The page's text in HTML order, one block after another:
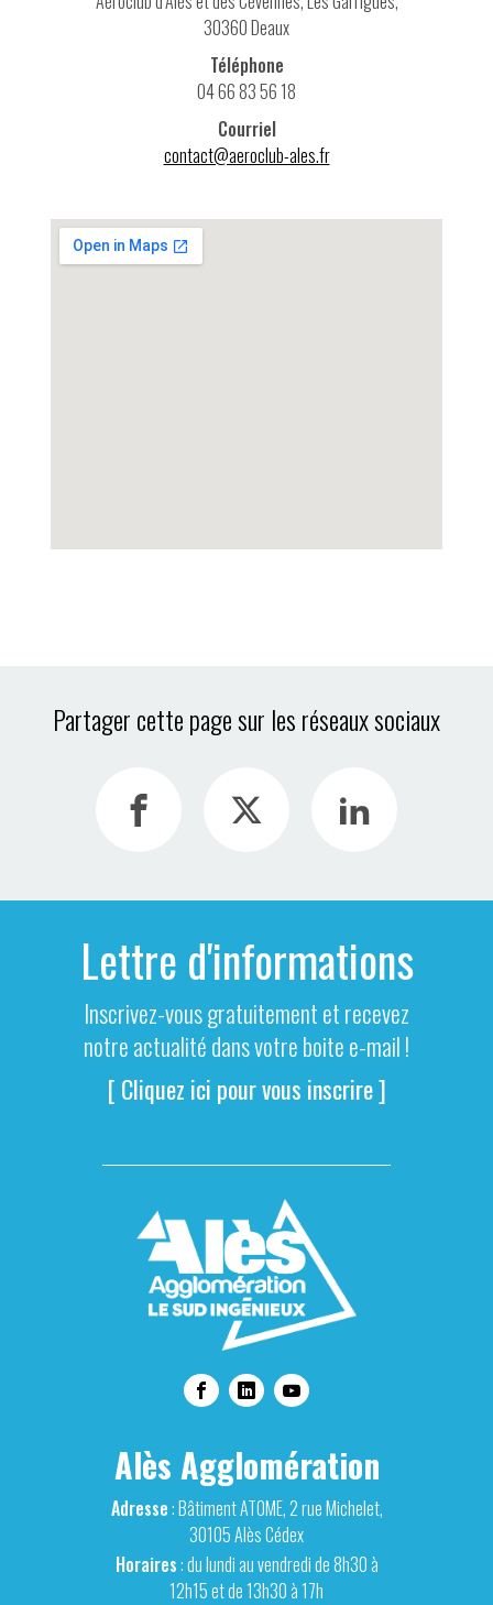
30360 Deaux
Téléphone
04 66 83 56 18
Courriel
contact@aeroclub-ales.fr
Partager cette page sur les réseaux sociaux
Lettre d'informations
Inscrivez-vous gratuitement et recevez
notre actualité dans votre boite e-mail !
[ Cliquez ici pour vous inscrire ]
Alès Agglomération
Adresse: Bâtiment ATOME, 2 rue Michelet,
30105 Alès Cédex
Horaires: du lundi au vendredi de 8h30 à
12h15 et de 13h30 à 17h